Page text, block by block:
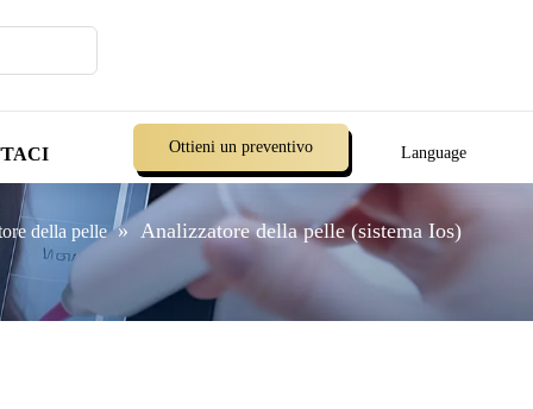
Ottieni un preventivo Language
della pelle » Analizzatore della pelle (sistema Ios)